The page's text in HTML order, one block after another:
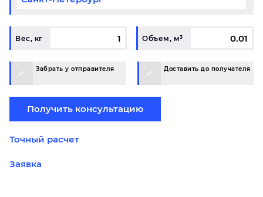
Вес, кг Объем, м³
Забрать у отправителя Доставить до получателя
Получить консультацию
Точный расчет
Заявка